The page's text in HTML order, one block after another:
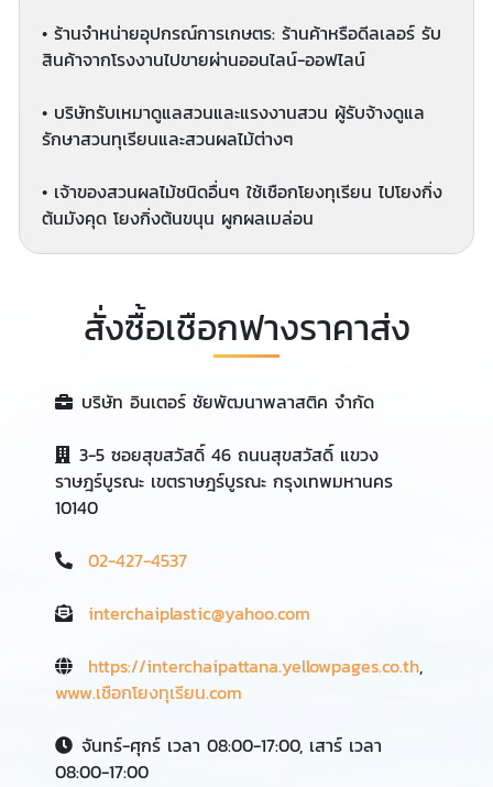
• ร้านจำหน่ายอุปกรณ์การเกษตร: ร้านค้าหรือดีลเลอร์ รับ
สินค้าจากโรงงานไปขายผ่านออนไลน์-ออฟไลน์
• บริษัทรับเหมาดูแลสวนและแรงงานสวน ผู้รับจ้างดูแล
รักษาสวนทุเรียนและสวนผลไม้ต่างๆ
• เจ้าของสวนผลไม้ชนิดอื่นๆ ใช้เชือกโยงทุเรียน ไปโยงกิ่ง
ต้นมังคุด โยงกิ่งต้นขนุน ผูกผลเมล่อน
สั่งซื้อเชือกฟางราคาส่ง
บริษัท อินเตอร์ ชัยพัฒนาพลาสติค จำกัด
3-5 ซอยสุขสวัสดิ์ 46 ถนนสุขสวัสดิ์ แขวง
ราษฎร์บูรณะ เขตราษฎร์บูรณะ กรุงเทพมหานคร
10140
02-427-4537
interchaiplastic@yahoo.com
https://interchaipattana.yellowpages.co.th,
www.เชือกโยงทุเรียน.com
จันทร์-ศุกร์ เวลา 08:00-17:00, เสาร์ เวลา
08:00-17:00